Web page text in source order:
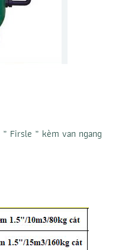
” Firsle ” kèm van ngang